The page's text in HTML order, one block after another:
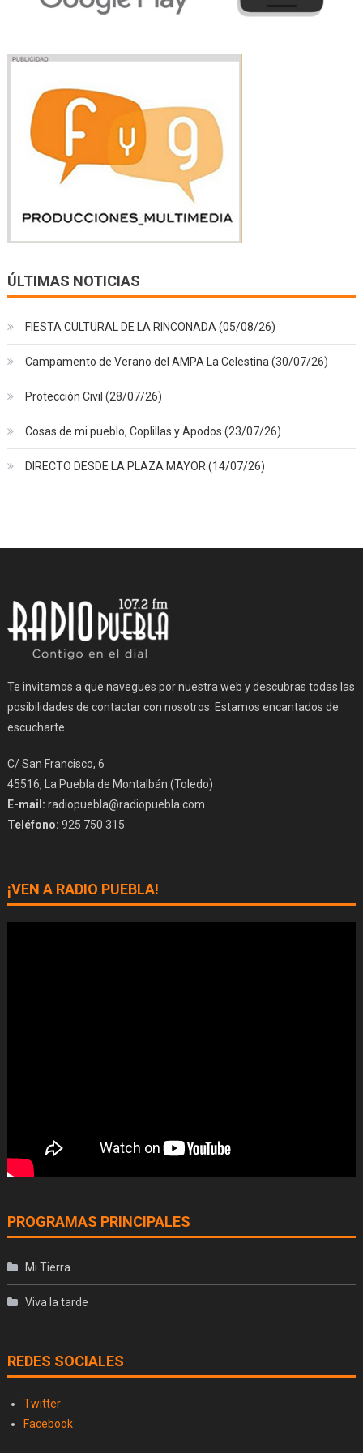
ÚLTIMAS NOTICIAS
FIESTA CULTURAL DE LA RINCONADA (05/08/26)
Campamento de Verano del AMPA La Celestina (30/07/26)
Protección Civil (28/07/26)
Cosas de mi pueblo, Coplillas y Apodos (23/07/26)
DIRECTO DESDE LA PLAZA MAYOR (14/07/26)
Te invitamos a que navegues por nuestra web y descubras todas las
posibilidades de contactar con nosotros. Estamos encantados de
escucharte.
C/ San Francisco, 6
45516, La Puebla de Montalbán (Toledo)
E-mail: radiopuebla@radiopuebla.com
Teléfono: 925 750 315
¡VEN A RADIO PUEBLA!
PROGRAMAS PRINCIPALES
Mi Tierra
Viva la tarde
REDES SOCIALES
Twitter
Facebook